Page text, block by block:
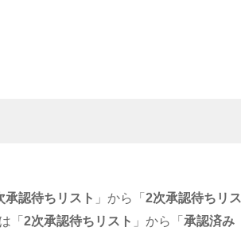
承認待ちリスト 」から「2次承認待ちリス
「2次承認待ちリスト 」から「承認済み